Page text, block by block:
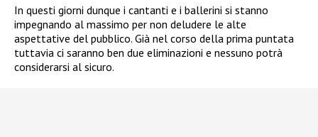
In questi giorni dunque i cantanti e i ballerini si stanno
impegnando al massimo per non deludere le alte
aspettative del pubblico. Già nel corso della prima puntata
tuttavia ci saranno ben due eliminazioni e nessuno potrà
considerarsi al sicuro.